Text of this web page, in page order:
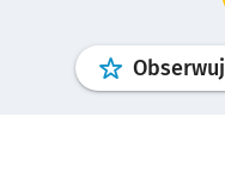
Obserwuj